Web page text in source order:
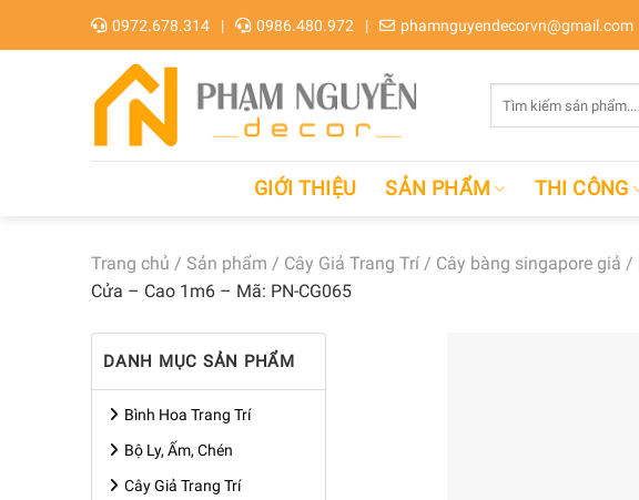
0972.678.314 0986.480.972 phamnguyendecorvn@gmail.com
Tìm
kiếm:
GIỚI THIỆU SẢN PHẨM THI CÔNG
Trang chủ / Sản phẩm / Cây Giả Trang Trí / Cây bàng singapore giả /
Cửa – Cao 1m6 – Mã: PN-CG065
DANH MỤC SẢN PHẨM
Bình Hoa Trang Trí
Bộ Ly, Ấm, Chén
Cây Giả Trang Trí